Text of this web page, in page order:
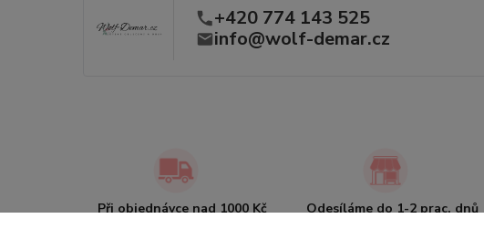
+420 774 143 525
info@wolf-demar.cz
Při objednávce nad 1000 Kč
Odesíláme do 1-2 prac. dnů